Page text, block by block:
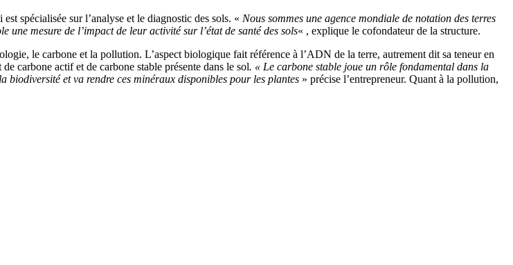
spécialisée sur l’analyse et le diagnostic des sols. « Nous sommes une agence mondiale de notation des terres
mesure de l’impact de leur activité sur l’état de santé des sols« , explique le cofondateur de la structure.
le carbone et la pollution. L’aspect biologique fait référence à l’ADN de la terre, autrement dit sa teneur en
carbone actif et de carbone stable présente dans le sol. « Le carbone stable joue un rôle fondamental dans la
biodiversité et va rendre ces minéraux disponibles pour les plantes » précise l’entrepreneur. Quant à la pollution,